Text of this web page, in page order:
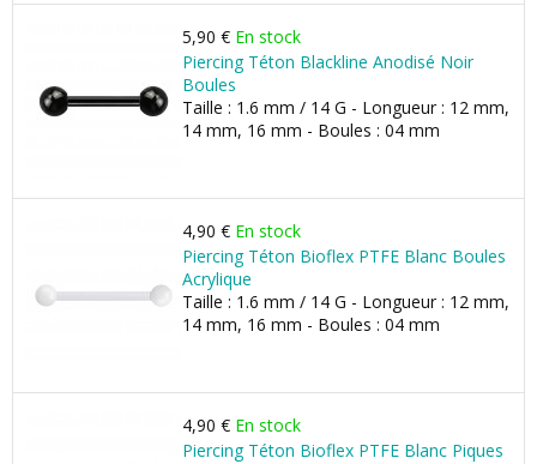
5,90 € En stock
Piercing Téton Blackline Anodisé Noir
Boules
Taille : 1.6 mm / 14 G - Longueur : 12 mm,
14 mm, 16 mm - Boules : 04 mm
4,90 € En stock
Piercing Téton Bioflex PTFE Blanc Boules
Acrylique
Taille : 1.6 mm / 14 G - Longueur : 12 mm,
14 mm, 16 mm - Boules : 04 mm
4,90 € En stock
Piercing Téton Bioflex PTFE Blanc Piques